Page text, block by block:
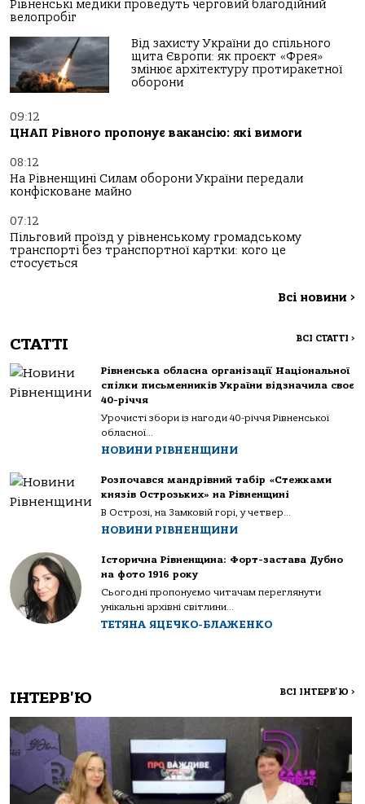
Рівненські медики проведуть черговий благодійний
велопробіг
Від захисту України до спільного
щита Європи: як проєкт «Фрея»
змінює архітектуру протиракетної
оборони
09:12
ЦНАП Рівного пропонує вакансію: які вимоги
08:12
На Рівненщині Силам оборони України передали
конфісковане майно
07:12
Пільговий проїзд у рівненському громадському
транспорті без транспортної картки: кого це
стосується
Всі новини >
СТАТТІ ВСІ СТАТТІ >
Рівненська обласна організації Національної
спілки письменників України відзначила своє
40-річчя
Урочисті збори із нагоди 40-річчя Рівненської
обласної...
НОВИНИ РІВНЕНЩИНИ
Розпочався мандрівний табір «Стежками
князів Острозьких» на Рівненщині
В Острозі, на Замковій горі, у четвер...
НОВИНИ РІВНЕНЩИНИ
Історична Рівненщина: Форт-застава Дубно
на фото 1916 року
Сьогодні пропонуємо читачам переглянути
унікальні архівні світлини...
ТЕТЯНА ЯЦЕЧКО-БЛАЖЕНКО
ІНТЕРВ'Ю ВСІ ІНТЕРВ'Ю >